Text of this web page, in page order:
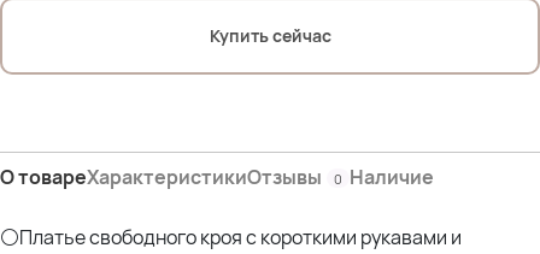
Купить сейчас
О товареХарактеристикиОтзывы 0 Наличие
⚪Платье свободного кроя с короткими рукавами и